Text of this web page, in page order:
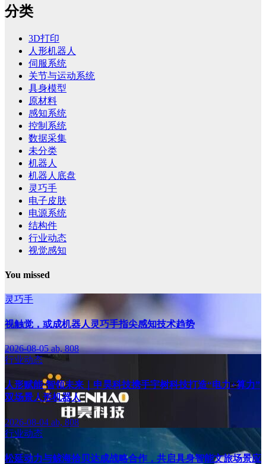
分类
3D打印
人形机器人
伺服系统
关节与运动系统
具身模型
原材料
感知系统
控制系统
数据采集
未分类
机器人
机器人底盘
灵巧手
电子皮肤
电源系统
结构件
行业动态
视觉感知
You missed
灵巧手
视触觉，或成机器人灵巧手指尖感知技术趋势
2026-08-05ab, 808
行业动态
人形赋能·智领未来｜申昊科技携手宇树科技打造“电力+算力”
双场景人形机器人
2026-08-04 ab, 808
行业动态
松延动力与鲸海拾贝达成战略合作，共启具身智能文旅场景应